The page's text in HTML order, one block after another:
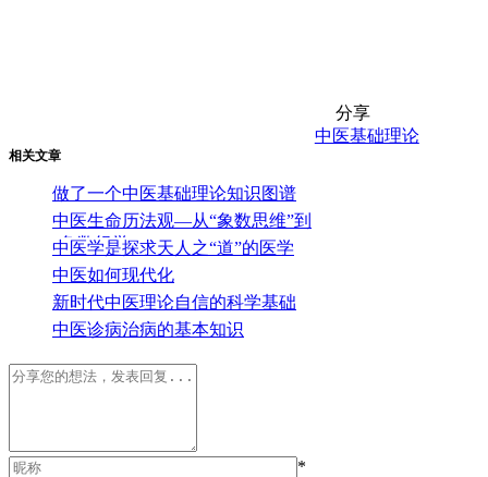
分享
相关文章
做了一个中医基础理论知识图谱
中医生命历法观—从“象数思维”到
“象数组学”
中医学是探求天人之“道”的医学
中医如何现代化
新时代中医理论自信的科学基础
中医诊病治病的基本知识
中医基础理论
*